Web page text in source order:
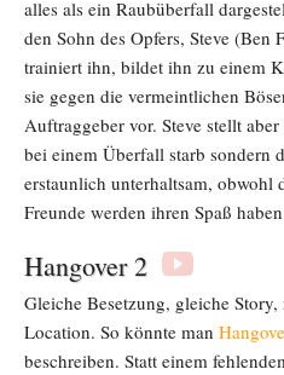
alles als ein Raubüberfall
den Sohn des Opfers, Steve (Ben
trainiert ihn, bildet ihn zu einem
sie gegen die vermeintlichen
Auftraggeber vor. Steve stellt
bei einem Überfall starb sondern
erstaunlich unterhaltsam,
Freunde werden ihren Spaß
Hangover 2
Gleiche Besetzung, gleiche
Location. So könnte man
beschreiben. Statt einem